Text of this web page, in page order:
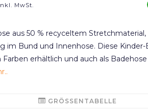
MwSt.
aus 50 % recyceltem
im Bund und Innenhose. Diese Kinder-
erhältlich und auch als
GRÖSSENTABELLE